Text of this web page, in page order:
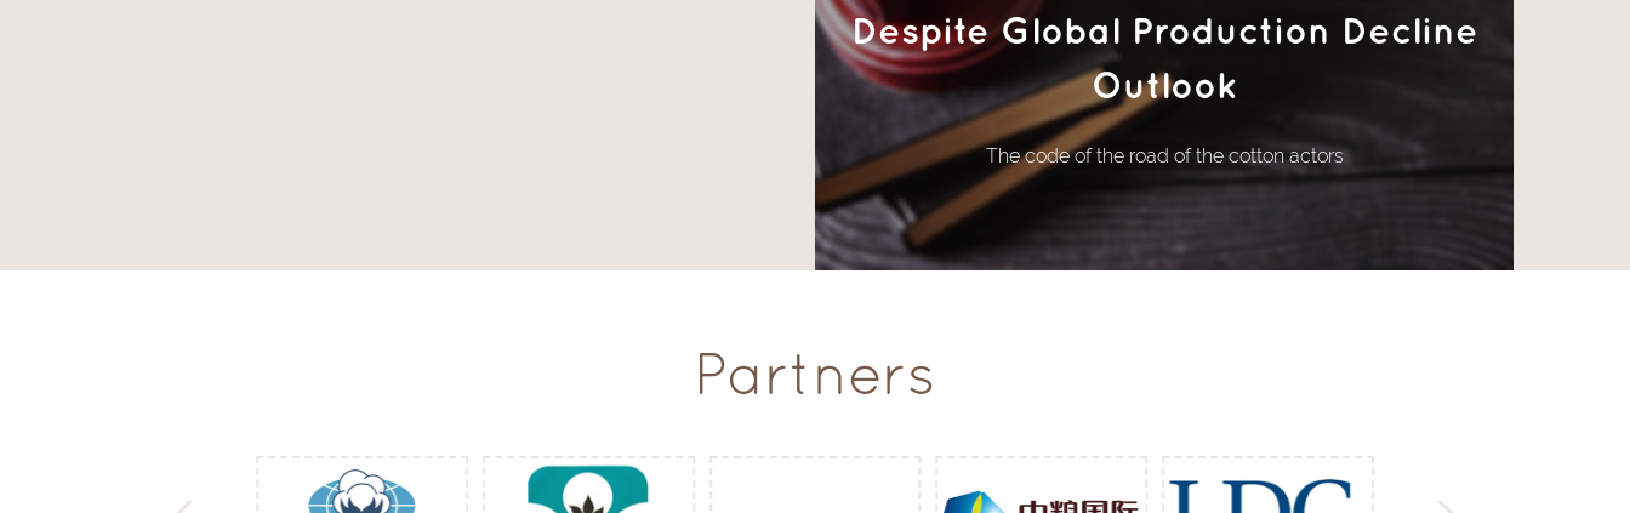
Despite Global Production Decline
Outlook
The code of the road of the cotton actors
Partners